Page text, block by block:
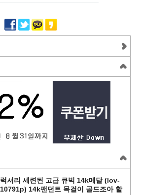
럭셔리 세련된 고급 큐빅 14k메달 (lov-
10791p) 14k팬던트 목걸이 골드조아 할